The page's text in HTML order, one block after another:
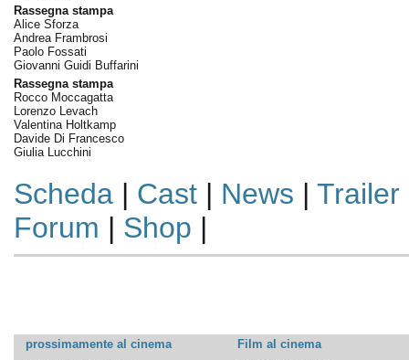
Rassegna stampa
Alice Sforza
Andrea Frambrosi
Paolo Fossati
Giovanni Guidi Buffarini
Rassegna stampa
Rocco Moccagatta
Lorenzo Levach
Valentina Holtkamp
Davide Di Francesco
Giulia Lucchini
Scheda| Cast| News | Trailer
Forum | Shop |
prossimamente al cinema
Film al cinema